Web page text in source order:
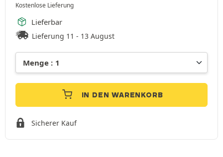
Kostenlose Lieferung
Lieferbar
Lieferung 11 - 13 August
IN DEN WARENKORB
Sicherer Kauf